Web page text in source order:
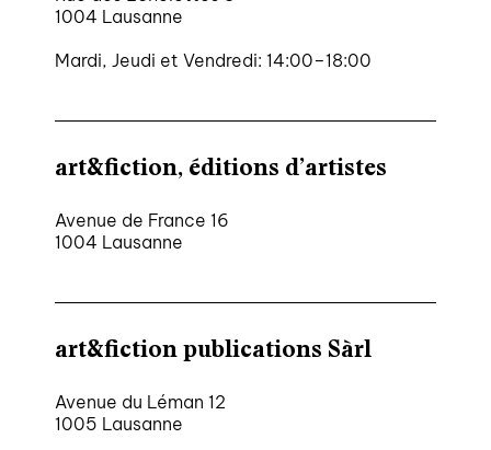
engagement durable
charte ia
nous soutenir
nous trouver
diffusion/librairies
1004 Lausanne
Mardi, Jeudi et Vendredi: 14:00–18:00
art&fiction, éditions d’artistes
Avenue de France 16
1004 Lausanne
art&fiction publications Sàrl
Avenue du Léman 12
1005 Lausanne